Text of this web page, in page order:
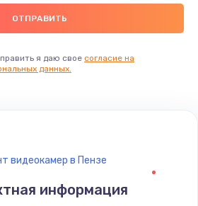
я даю свое согласие на
данных.
видеокамер в Пензе
информация